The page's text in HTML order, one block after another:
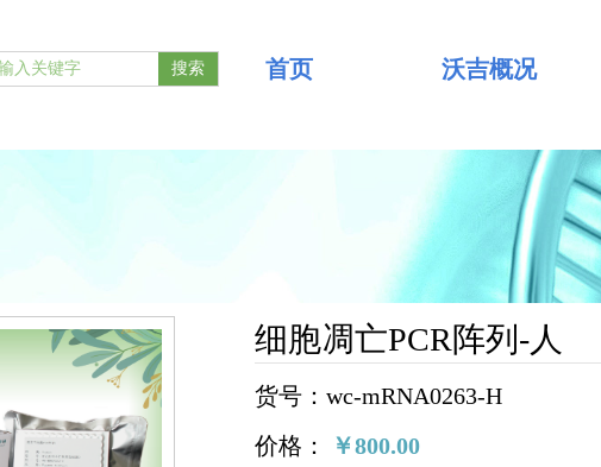
细胞凋亡PCR阵列-人
货号：wc-mRNA0263-H
价格：
￥800.00
搜索 首页 沃吉概况